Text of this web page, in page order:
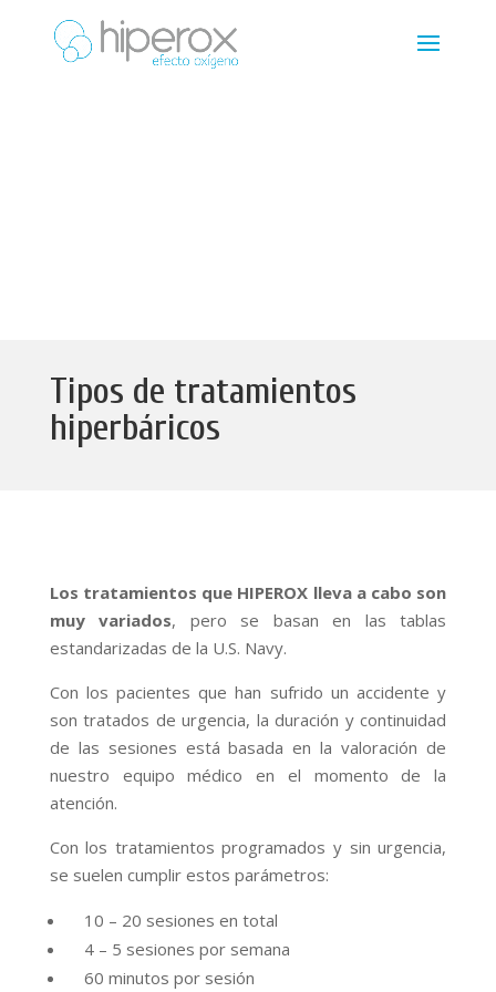
Tipos de tratamientos
hiperbáricos
Los tratamientos que HIPEROX lleva a cabo son
muy variados, pero se basan en las tablas
estandarizadas de la U.S. Navy.
Con los pacientes que han sufrido un accidente y
son tratados de urgencia, la duración y continuidad
de las sesiones está basada en la valoración de
nuestro equipo médico en el momento de la
atención.
Con los tratamientos programados y sin urgencia,
se suelen cumplir estos parámetros:
10 – 20 sesiones en total
4 – 5 sesiones por semana
60 minutos por sesión